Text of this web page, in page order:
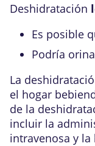
Deshidratación
Es posible
Podría
La
el hogar
de la
incluir la
intravenosa y